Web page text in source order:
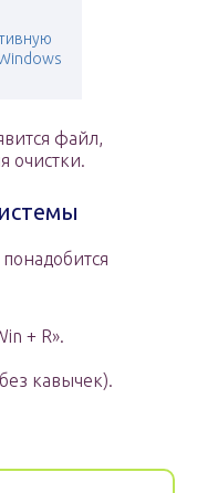
файл,
очистки.
+ R».
кавычек).